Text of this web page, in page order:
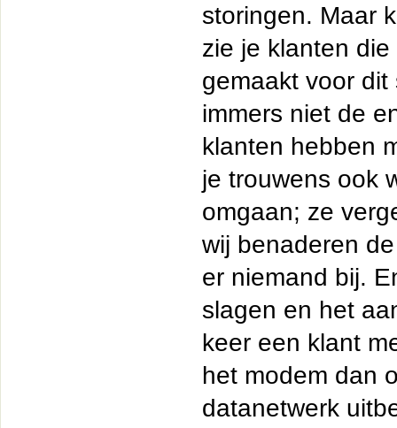
storingen. Maar
zie je klanten
gemaakt voor
immers niet de
klanten hebben
je trouwens ook
omgaan; ze
wij benaderen
er niemand bij.
slagen en het
keer een klant
het modem dan
datanetwerk